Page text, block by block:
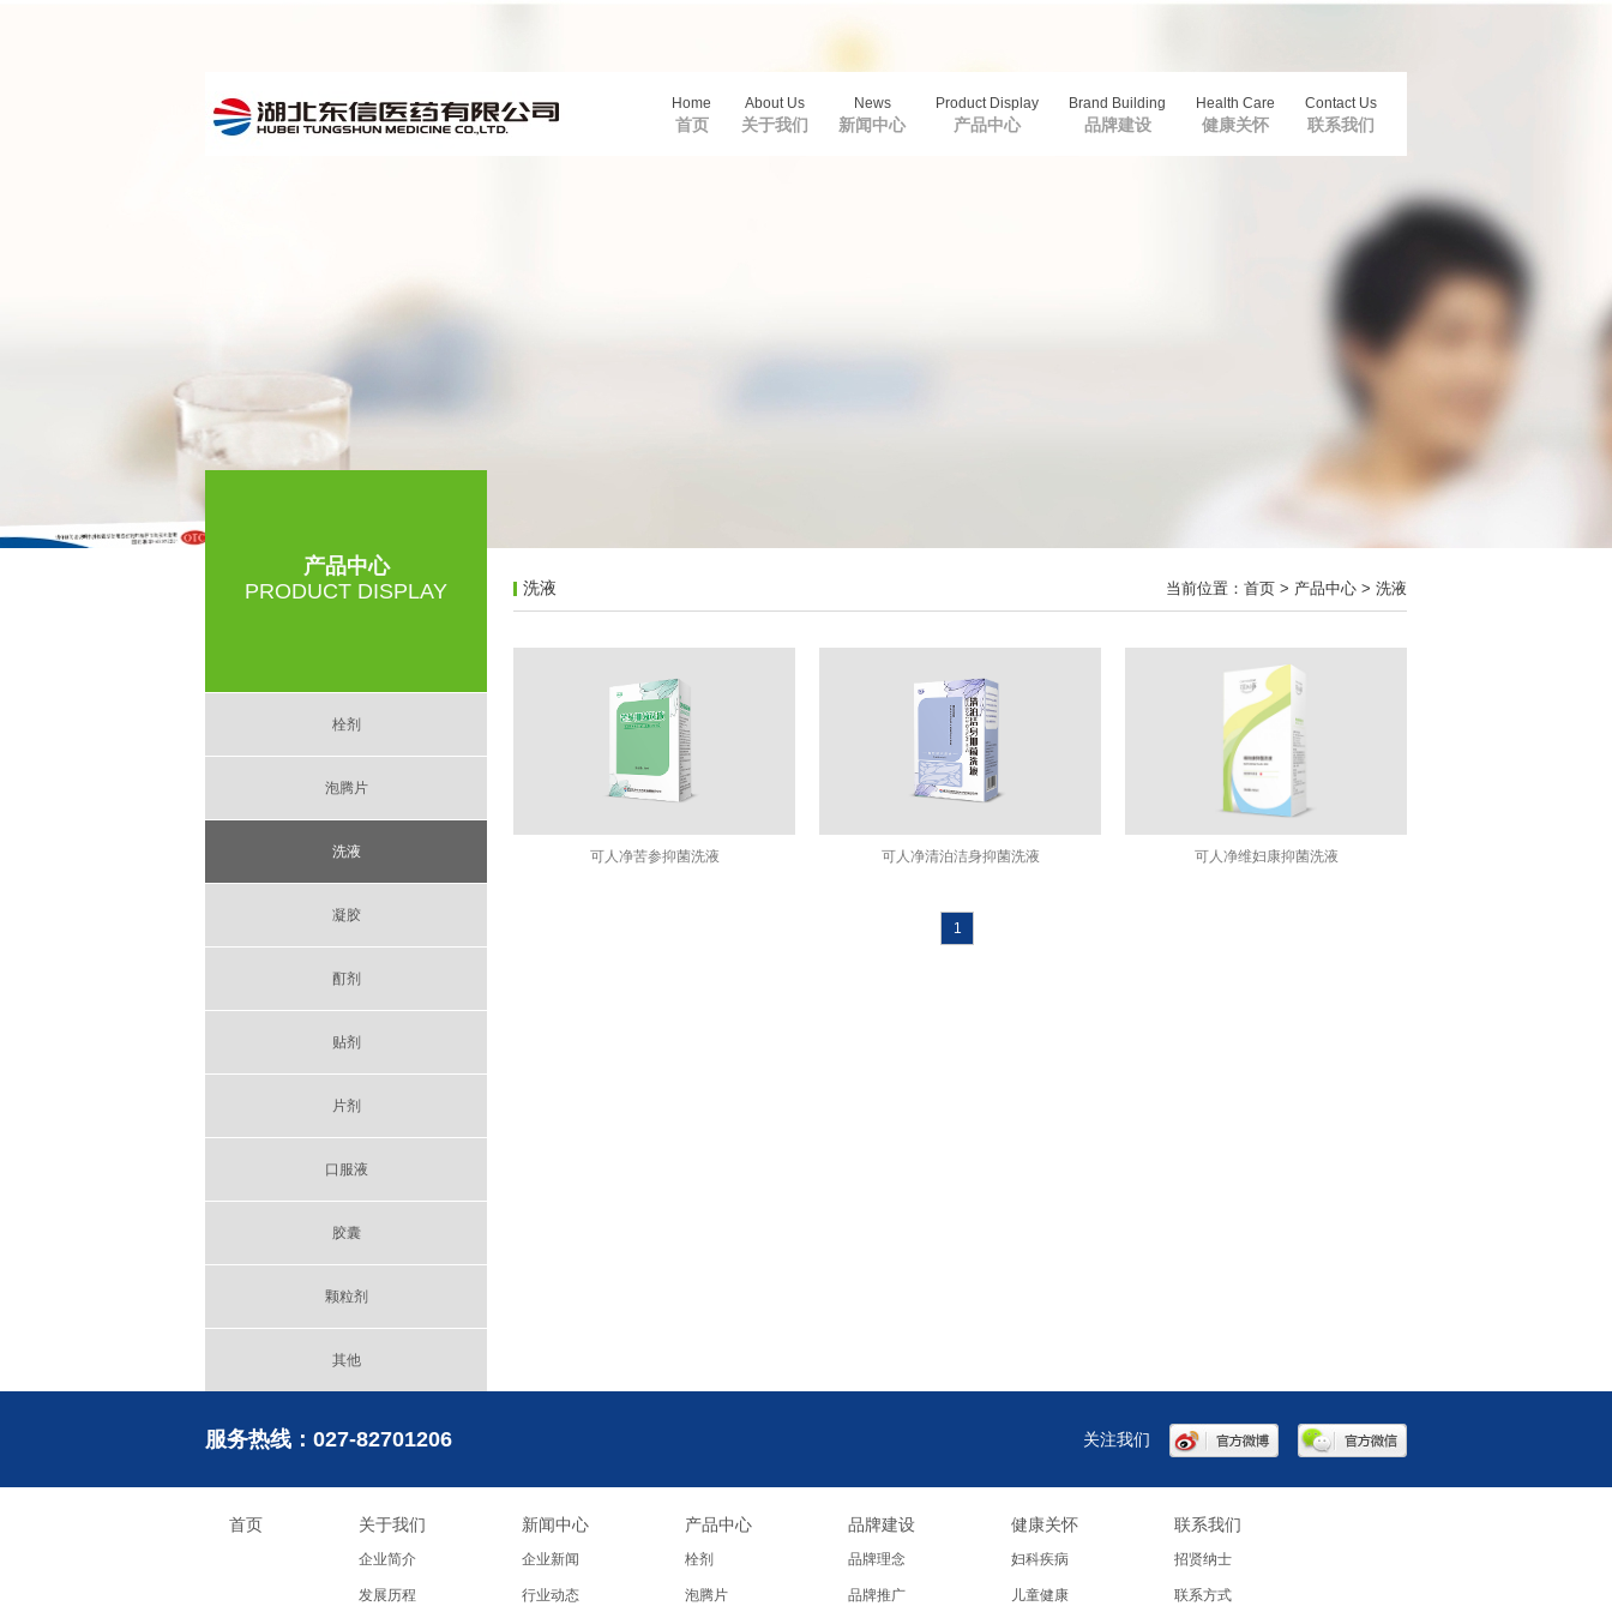
Home
首页
About Us
关于我们
News
新闻中心
Product Display
产品中心
Brand Building
品牌建设
Health Care
健康关怀
Contact Us
联系我们
产品中心
PRODUCT DISPLAY
栓剂
泡腾片
洗液
凝胶
酊剂
贴剂
片剂
口服液
胶囊
颗粒剂
其他
洗液 当前位置： 首页 > 产品中心 > 洗液
可人净苦参抑菌洗液 可人净清泊洁身抑菌洗液 可人净维妇康抑菌洗液
1
服务热线： 027-82701206 关注我们
首页 关于我们
企业简介
发展历程
新闻中心
企业新闻
行业动态
产品中心
栓剂
泡腾片
品牌建设
品牌理念
品牌推广
健康关怀
妇科疾病
儿童健康
联系我们
招贤纳士
联系方式